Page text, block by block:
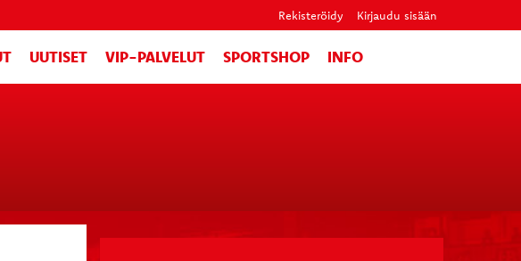
Rekisteröidy Kirjaudu sisään
UUTISET VIP-PALVELUT SPORTSHOP INFO